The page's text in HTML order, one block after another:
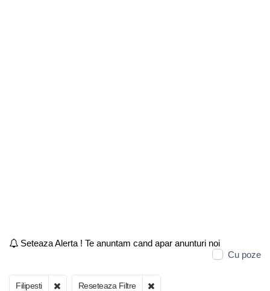
Seteaza Alerta ! Te anuntam cand apar anunturi noi
Cu poze
Filipesti Reseteaza Filtre